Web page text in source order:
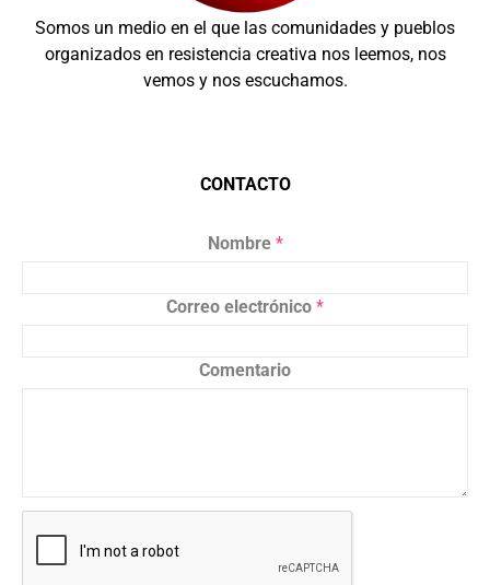
Somos un medio en el que las comunidades y pueblos
organizados en resistencia creativa nos leemos, nos
vemos y nos escuchamos.
CONTACTO
Nombre *
Correo electrónico *
Comentario